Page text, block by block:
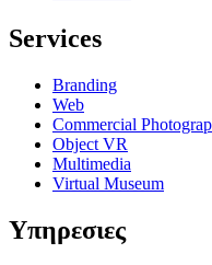
Services
Branding
Web
Commercial
Object VR
Multimedia
Virtual Museum
Υπηρεσιες